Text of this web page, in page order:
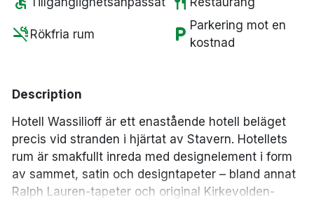
smoke_free Rökfria rum local_parking Parkering mot en
kostnad
Description
Hotell Wassilioff är ett enastående hotell beläget
precis vid stranden i hjärtat av Stavern. Hotellets
rum är smakfullt inreda med designelement i form
av sammet, satin och designtapeter – bland annat
Ralph Lauren-tapeter och original Kirkevolden-